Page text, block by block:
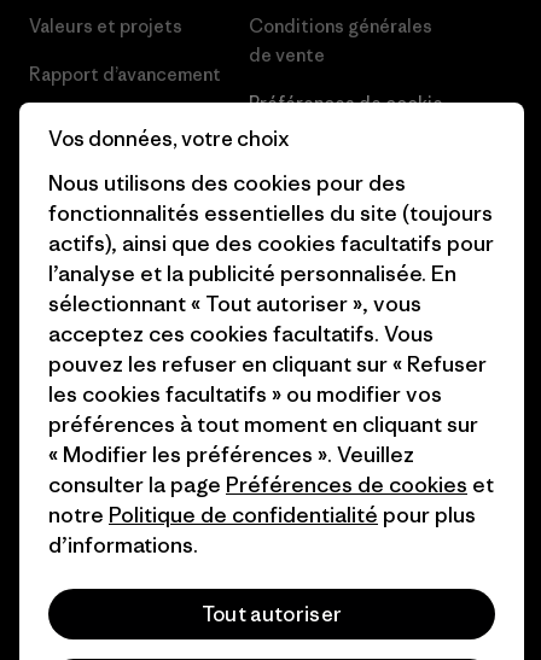
Valeurs et projets
Rapport d’avancement
Objectifs climatiques
1% For The Planet
Comment nous
finançons
Cartes cadeaux
Nos magasins
Conditions générales
de vente
Préférences de cookie
Carrières
Presse et media
Industry program
Programme d’affiliation
Patagonia Belgique Plan du
site
© 2026 Patagonia, Inc. All Rights Reserved.
Vos données, votre choix
Nous utilisons des cookies pour des
fonctionnalités essentielles du site (toujours
actifs), ainsi que des cookies facultatifs pour
l’analyse et la publicité personnalisée. En
sélectionnant « Tout autoriser », vous
acceptez ces cookies facultatifs. Vous
pouvez les refuser en cliquant sur « Refuser
les cookies facultatifs » ou modifier vos
préférences à tout moment en cliquant sur
« Modifier les préférences ». Veuillez
consulter la page Préférences de cookies et
notre Politique de confidentialité pour plus
d’informations.
Tout autoriser